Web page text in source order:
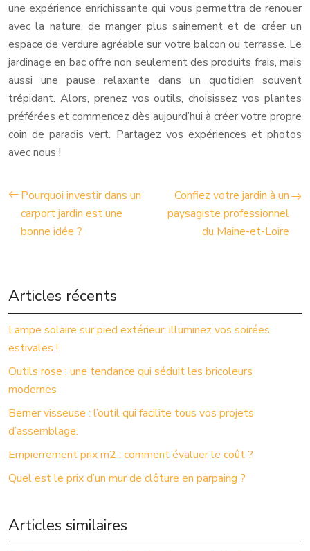
une expérience enrichissante qui vous permettra de renouer
avec la nature, de manger plus sainement et de créer un
espace de verdure agréable sur votre balcon ou terrasse. Le
jardinage en bac offre non seulement des produits frais, mais
aussi une pause relaxante dans un quotidien souvent
trépidant. Alors, prenez vos outils, choisissez vos plantes
préférées et commencez dès aujourd’hui à créer votre propre
coin de paradis vert. Partagez vos expériences et photos
avec nous !
Pourquoi investir dans un
carport jardin est une
bonne idée ?
Confiez votre jardin à un
paysagiste professionnel
du Maine-et-Loire
Articles récents
Lampe solaire sur pied extérieur: illuminez vos soirées
estivales !
Outils rose : une tendance qui séduit les bricoleurs
modernes
Berner visseuse : l’outil qui facilite tous vos projets
d’assemblage.
Empierrement prix m2 : comment évaluer le coût ?
Quel est le prix d’un mur de clôture en parpaing ?
Articles similaires